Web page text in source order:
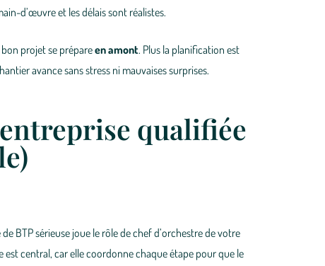
d’œuvre et les délais sont réalistes.
bon projet se prépareen amont. Plus la planification est
avance sans stress ni mauvaises surprises.
entreprise qualifiée
BTP sérieusejoue le rôle dechef d’orchestrede votre
est central, car elle coordonne chaque étape pour que le